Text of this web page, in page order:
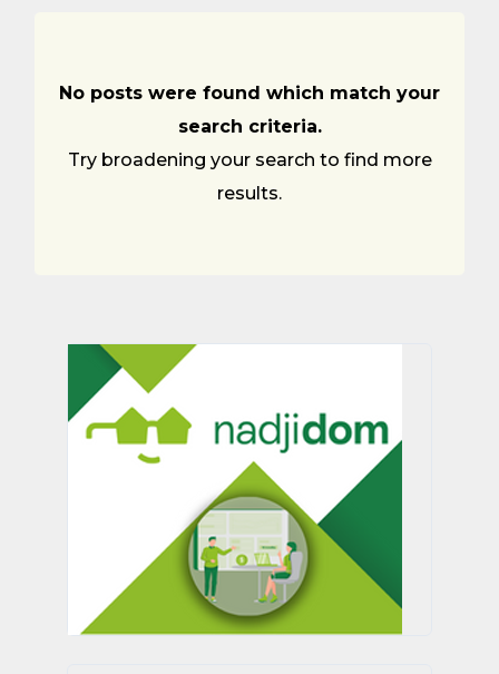
No posts were found which match your
search criteria.
Try broadening your search to find more
results.